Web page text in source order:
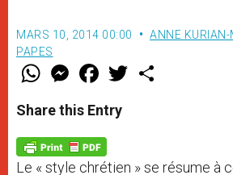
MARS 10, 2014 00:00
ANNE
PAPES
W
t
s
p
p
M
e
s
e
g
e
r
F
a
e
b
o
k
w
Share this Entry
Le « style chrétien » se résume à